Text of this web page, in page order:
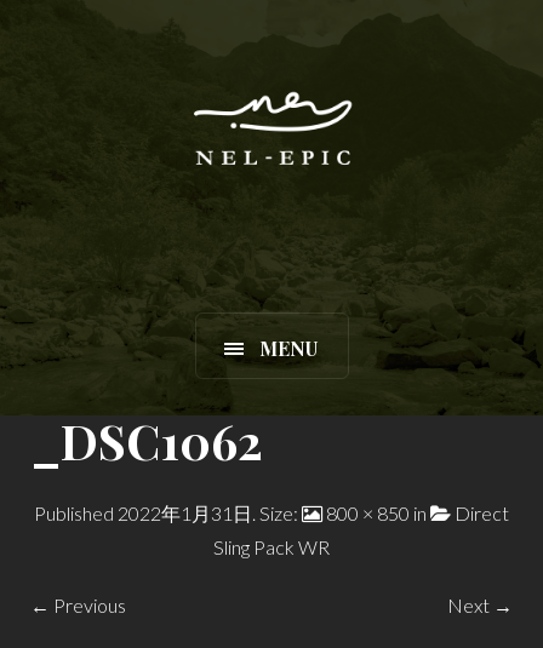
MENU
_DSC1062
Published 2022年1月31日. Size: 800 × 850 in
Direct
Sling Pack WR
← Previous Next →